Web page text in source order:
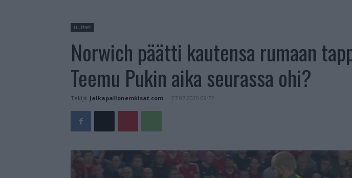
uutiset
Norwich päätti kautensa rumaan
Teemu Pukin aika seurassa ohi?
Tekijä Jalkapallonemkisat.com - 27.07.2020 09:52